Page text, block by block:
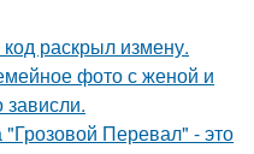
раскрыл измену.
фото с женой и
Перевал" - это